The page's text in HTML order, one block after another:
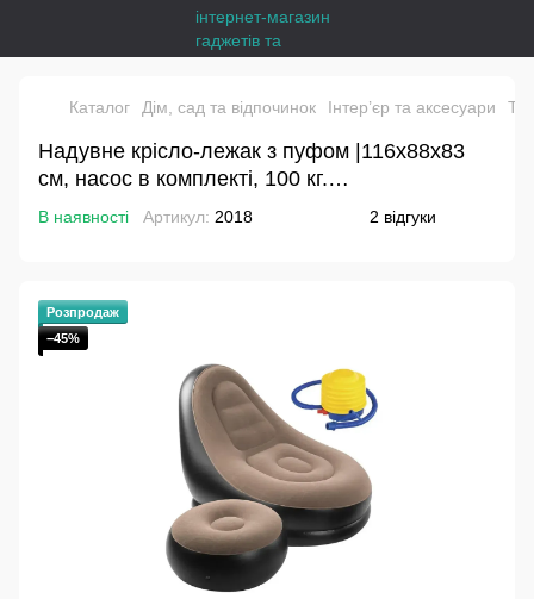
Каталог Дім, сад та відпочинок Інтер’єр та аксесуари
Надувне крісло-лежак з пуфом |116х88х83
см, насос в комплекті, 100 кг.
макс.|Black+Beige
В наявності Артикул: 2018 2 відгуки
Розпродаж
−45%